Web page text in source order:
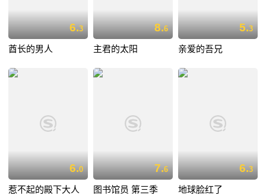
6.3
酋长的男人
8.6
主君的太阳
5.3
亲爱的吾兄
6.0
惹不起的殿下大人
7.6
图书馆员 第三季
6.3
地球脸红了